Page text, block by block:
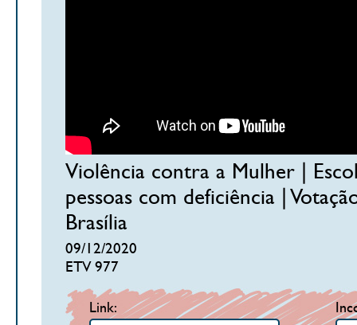
Violência contra a Mulher |
pessoas com deficiência |
Brasília
09/12/2020
ETV 977
Link: